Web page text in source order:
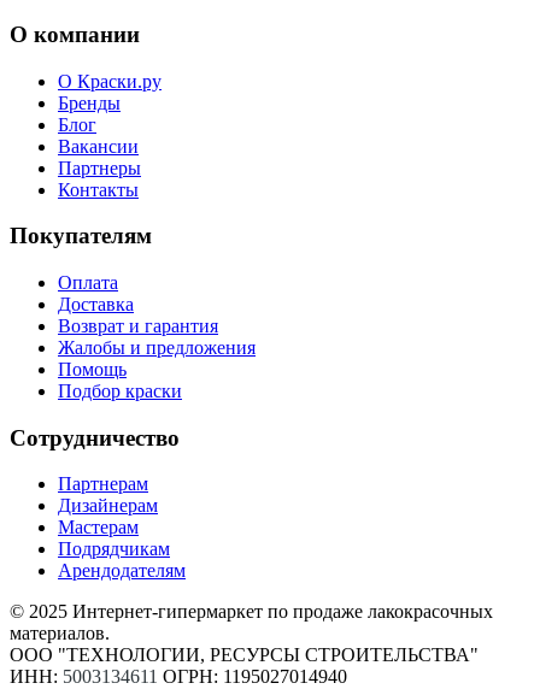
О компании
О Краски.ру
Бренды
Блог
Вакансии
Партнеры
Контакты
Покупателям
Оплата
Доставка
Возврат и гарантия
Жалобы и предложения
Помощь
Подбор краски
Сотрудничество
Партнерам
Дизайнерам
Мастерам
Подрядчикам
Арендодателям
© 2025 Интернет-гипермаркет по продаже лакокрасочных
материалов.
ООО "ТЕХНОЛОГИИ, РЕСУРСЫ СТРОИТЕЛЬСТВА"
ИНН: 5003134611 ОГРН: 1195027014940